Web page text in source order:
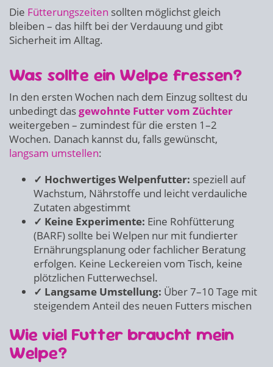
Die Fütterungszeiten sollten möglichst gleich
bleiben – das hilft bei der Verdauung und gibt
Sicherheit im Alltag.
Was sollte ein Welpe fressen?
In den ersten Wochen nach dem Einzug solltest du
unbedingt dasgewohnte Futter vom Züchter
weitergeben – zumindest für die ersten 1–2
Wochen. Danach kannst du, falls gewünscht,
langsam umstellen:
✓ Hochwertiges Welpenfutter: speziell auf
Wachstum, Nährstoffe und leicht verdauliche
Zutaten abgestimmt
✓ Keine Experimente: Eine Rohfütterung
(BARF) sollte bei Welpen nur mit fundierter
Ernährungsplanung oder fachlicher Beratung
erfolgen. Keine Leckereien vom Tisch, keine
plötzlichen Futterwechsel.
✓ Langsame Umstellung: Über 7–10 Tage mit
steigendem Anteil des neuen Futters mischen
Wie viel Futter braucht mein
Welpe?